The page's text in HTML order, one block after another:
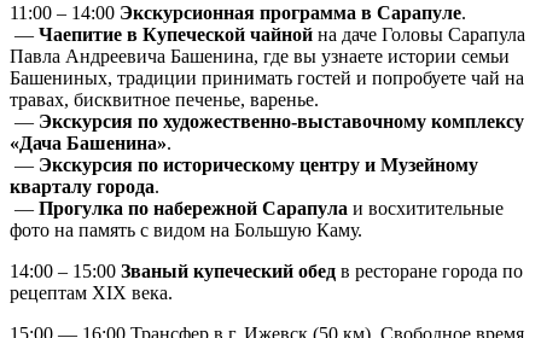
11:00 – 14:00 Экскурсионная программа в Сарапуле.
— Чаепитие в Купеческой чайной на даче Головы Сарапула
Павла Андреевича Башенина, где вы узнаете истории семьи
Башениных, традиции принимать гостей и попробуете чай на
травах, бисквитное печенье, варенье.
— Экскурсия по художественно-выставочному комплексу
«Дача Башенина».
— Экскурсия по историческому центру и Музейному
кварталу города.
— Прогулка по набережной Сарапула и восхитительные
фото на память с видом на Большую Каму.
14:00 – 15:00 Званый купеческий обед в ресторане города по
рецептам XIX века.
15:00 — 16:00 Трансфер в г. Ижевск (50 км). Свободное время